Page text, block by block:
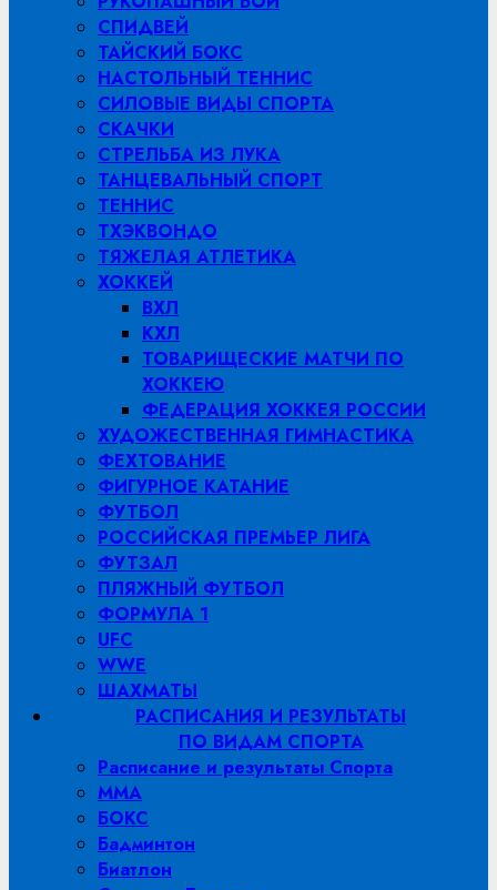
СПИДВЕЙ
ТАЙСКИЙ БОКС
НАСТОЛЬНЫЙ ТЕННИС
СИЛОВЫЕ ВИДЫ СПОРТА
СКАЧКИ
СТРЕЛЬБА ИЗ ЛУКА
ТАНЦЕВАЛЬНЫЙ СПОРТ
ТЕННИС
ТХЭКВОНДО
ТЯЖЕЛАЯ АТЛЕТИКА
ХОККЕЙ
ВХЛ
КХЛ
ТОВАРИЩЕСКИЕ МАТЧИ ПО
ХОККЕЮ
ФЕДЕРАЦИЯ ХОККЕЯ РОССИИ
ХУДОЖЕСТВЕННАЯ ГИМНАСТИКА
ФЕХТОВАНИЕ
ФИГУРНОЕ КАТАНИЕ
ФУТБОЛ
РОССИЙСКАЯ ПРЕМЬЕР ЛИГА
ФУТЗАЛ
ПЛЯЖНЫЙ ФУТБОЛ
ФОРМУЛА 1
UFC
WWE
ШАХМАТЫ
РАСПИСАНИЯ И РЕЗУЛЬТАТЫ
ПО ВИДАМ СПОРТА
Расписание и результаты Спорта
MMA
БОКС
Бадминтон
Биатлон